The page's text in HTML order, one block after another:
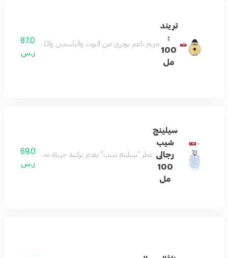
تريند
:
100
مل
مزيج ناعم بودري من التوت والياسمين والكراميل. يلتف
87.0
ر.س
سيلينج
شيب
رجالى
100
مل
عطر "سِيلينغ شيب" يقدم تركيبة جريئة تجمع بين انتعاش
69.0
ر.س